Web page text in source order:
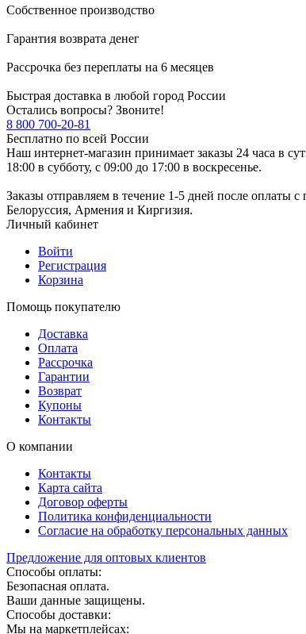
Собственное производство
Гарантия возврата денег
Рассрочка без переплаты на 6 месяцев
Быстрая доставка в любой город России
Остались вопросы? Звоните!
8 800 700-20-81
Бесплатно по всей России
Наш интернет-магазин принимает заказы 24 часа в
18:00 в субботу, с 09:00 до 17:00 в воскресенье.
Заказы отправляем в течение 1-5 дней после оплаты
Белоруссия, Армения и Киргизия.
Личный кабинет
Войти
Регистрация
Корзина
Помощь покупателю
Доставка
Оплата
Рассрочка
Гарантии
Возврат
Купоны
Контакты
О компании
Контакты
Карта сайта
Договор оферты
Политика конфиденциальности
Согласие на обработку персональных данных
Предложение для оптовых клиентов
Способы оплаты:
Безопасная оплата.
Ваши данные защищены.
Способы доставки:
Мы на маркетплейсах: